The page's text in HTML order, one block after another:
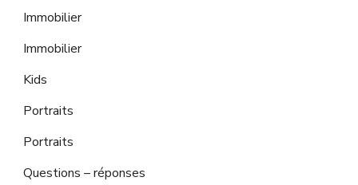
Immobilier
Immobilier
Kids
Portraits
Portraits
Questions – réponses